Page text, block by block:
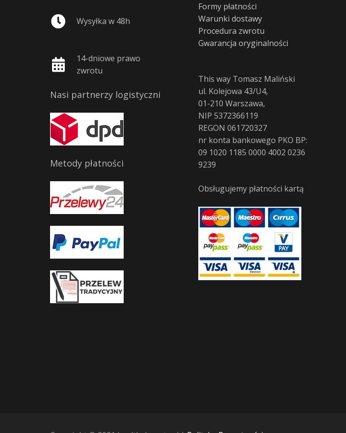
Wysyłka w 48h
14-dniowe prawo
zwrotu
Nasi partnerzy logistyczni
Metody płatności
Formy płatności
Warunki dostawy
Procedura zwrotu
Gwarancja oryginalności
This way Tomasz Maliński
ul. Kolejowa 43/U4,
01-210 Warszawa,
NIP 5372366119
REGON 061720327
nr konta bankowego PKO BP:
09 1020 1185 0000 4002 0236
9239
Obsługujemy płatności kartą